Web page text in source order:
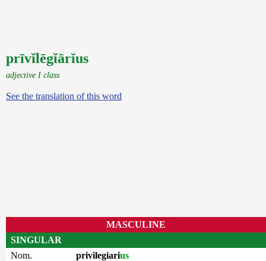
prīvĭlēgĭārĭus
adjective I class
See the translation of this word
MASCULINE
SINGULAR
Nom.
privilegiarius